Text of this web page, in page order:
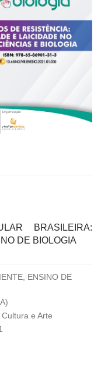
BRASILEIRA:
DE BIOLOGIA
ENSINO DE
e Arte